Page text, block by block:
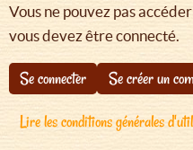
Vous ne pouvez pas
vous devez être connecté.
Se connecter
Se créer un
Lire les conditions générales